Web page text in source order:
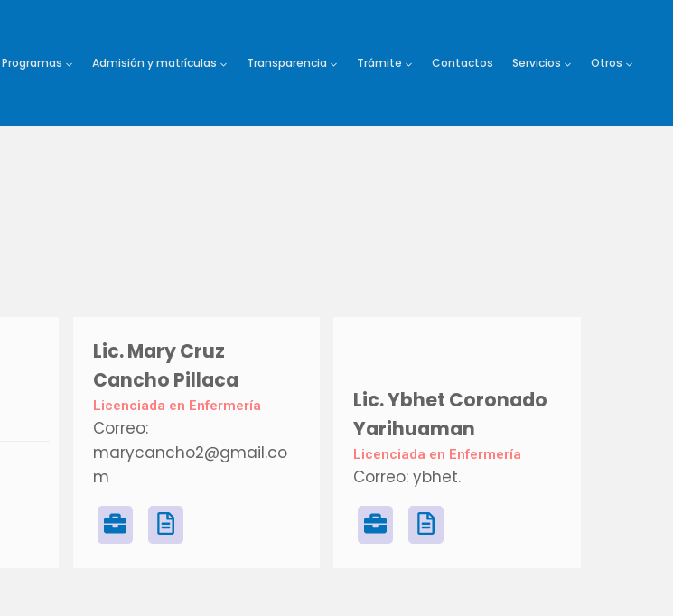
Programas Admisión y matrículas Transparencia Trámite Contactos Servicios Otros
Lic. Mary Cruz
Cancho Pillaca
Licenciada en Enfermería
Correo:
marycancho2@gmail.co
m
Lic. Ybhet Coronado
Yarihuaman
Licenciada en Enfermería
Correo: ybhet.